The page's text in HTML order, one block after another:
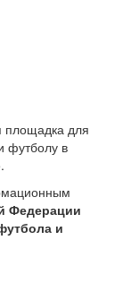
площадка для
футболу в
Федерации
и